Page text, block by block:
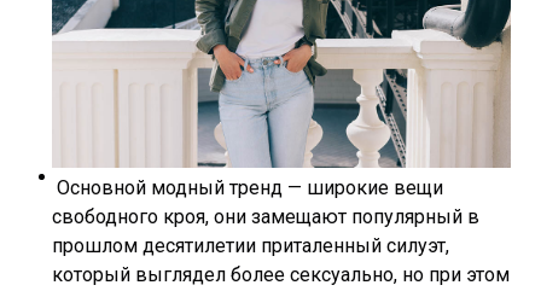
Основной модный тренд — широкие вещи
свободного кроя, они замещают популярный в
прошлом десятилетии приталенный силуэт,
который выглядел более сексуально, но при этом